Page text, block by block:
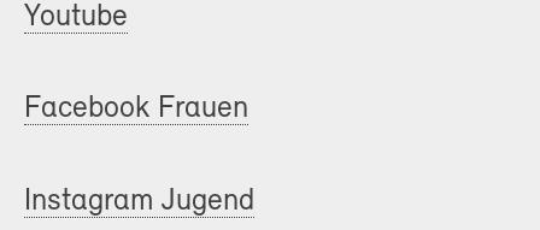
Youtube
Facebook Frauen
Instagram Jugend